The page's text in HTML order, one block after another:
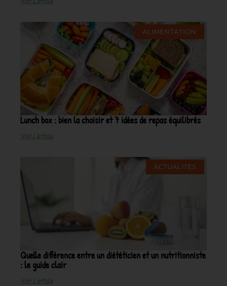
ALIMENTATION
Lunch box : bien la choisir et 7 idées de repas équilibrés
Voir L'article
ACTUALITÉS
Quelle différence entre un diététicien et un nutritionniste
: le guide clair
Voir L'article